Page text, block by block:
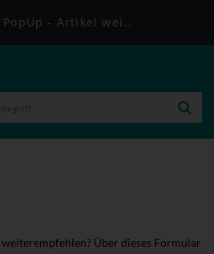
Über dieses Formular
Mabuse-Verlag - PopUp - Artikel weiterempfehlen